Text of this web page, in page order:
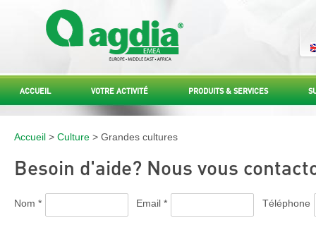
ACCUEIL VOTRE ACTIVITÉ PRODUITS & SERVICES
Accueil > Culture > Grandes cultures
Besoin d'aide? Nous vous
Nom * Email * Téléphone